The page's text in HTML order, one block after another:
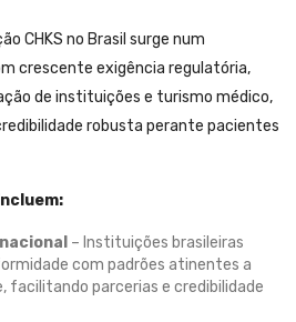
CHKS no Brasil surge num
crescente exigência regulatória,
de instituições e turismo médico,
robusta perante pacientes
– Instituições brasileiras
com padrões atinentes a
facilitando parcerias e credibilidade